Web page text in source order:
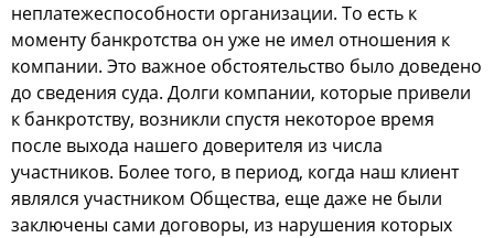
неплатежеспособности организации. То есть к
моменту банкротства он уже не имел отношения к
компании. Это важное обстоятельство было доведено
до сведения суда. Долги компании, которые привели
к банкротству, возникли спустя некоторое время
после выхода нашего доверителя из числа
участников. Более того, в период, когда наш клиент
являлся участником Общества, еще даже не были
заключены сами договоры, из нарушения которых